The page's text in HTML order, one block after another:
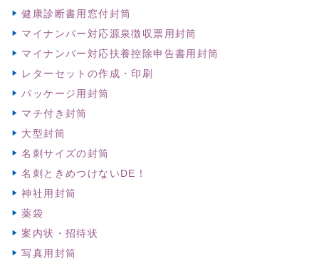
健康診断書用窓付封筒
マイナンバー対応源泉徴収票用封筒
マイナンバー対応扶養控除申告書用封筒
レターセットの作成・印刷
パッケージ用封筒
マチ付き封筒
大型封筒
名刺サイズの封筒
名刺ときめつけないDE！
神社用封筒
薬袋
案内状・招待状
写真用封筒